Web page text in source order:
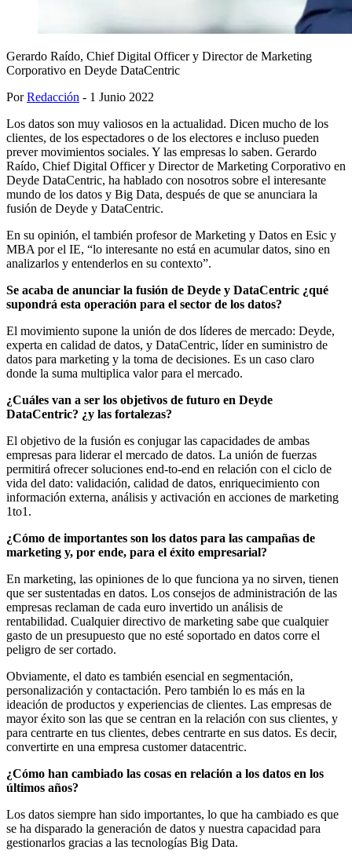
Gerardo Raído, Chief Digital Officer y Director de Marketing
Corporativo en Deyde DataCentric
PorRedacción - 1 Junio 2022
Los datos son muy valiosos en la actualidad. Dicen mucho de los
clientes, de los espectadores o de los electores e incluso pueden
prever movimientos sociales. Y las empresas lo saben. Gerardo
Raído, Chief Digital Officer y Director de Marketing Corporativo en
Deyde DataCentric, ha hablado con nosotros sobre el interesante
mundo de los datos y Big Data, después de que se anunciara la
fusión de Deyde y DataCentric.
En su opinión, el también profesor de Marketing y Datos en Esic y
MBA por el IE, “lo interesante no está en acumular datos, sino en
analizarlos y entenderlos en su contexto”.
Se acaba de anunciar la fusión de Deyde y DataCentric ¿qué
supondrá esta operación para el sector de los datos?
El movimiento supone la unión de dos líderes de mercado: Deyde,
experta en calidad de datos, y DataCentric, líder en suministro de
datos para marketing y la toma de decisiones. Es un caso claro
donde la suma multiplica valor para el mercado.
¿Cuáles van a ser los objetivos de futuro en Deyde
DataCentric? ¿y las fortalezas?
El objetivo de la fusión es conjugar las capacidades de ambas
empresas para liderar el mercado de datos. La unión de fuerzas
permitirá ofrecer soluciones end-to-end en relación con el ciclo de
vida del dato: validación, calidad de datos, enriquecimiento con
información externa, análisis y activación en acciones de marketing
1to1.
¿Cómo de importantes son los datos para las campañas de
marketing y, por ende, para el éxito empresarial?
En marketing, las opiniones de lo que funciona ya no sirven, tienen
que ser sustentadas en datos. Los consejos de administración de las
empresas reclaman de cada euro invertido un análisis de
rentabilidad. Cualquier directivo de marketing sabe que cualquier
gasto de un presupuesto que no esté soportado en datos corre el
peligro de ser cortado.
Obviamente, el dato es también esencial en segmentación,
personalización y contactación. Pero también lo es más en la
ideación de productos y experiencias de clientes. Las empresas de
mayor éxito son las que se centran en la relación con sus clientes, y
para centrarte en tus clientes, debes centrarte en sus datos. Es decir,
convertirte en una empresa customer datacentric.
¿Cómo han cambiado las cosas en relación a los datos en los
últimos años?
Los datos siempre han sido importantes, lo que ha cambiado es que
se ha disparado la generación de datos y nuestra capacidad para
gestionarlos gracias a las tecnologías Big Data.